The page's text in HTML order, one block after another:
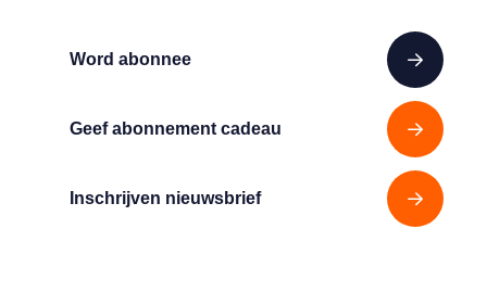
Word abonnee
Geef abonnement cadeau
Inschrijven nieuwsbrief